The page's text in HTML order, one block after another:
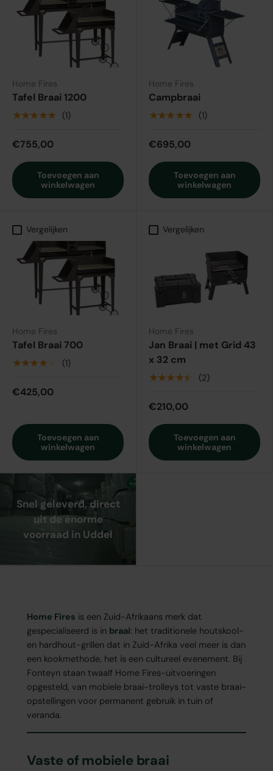
Home Fires
Tafel Braai 1200
★★★★★ (1)
€755,00
Toevoegen aan
winkelwagen
Home Fires
Campbraai
★★★★★ (1)
€695,00
Toevoegen aan
winkelwagen
Vergelijken
Home Fires
Tafel Braai 700
★★★★★ (1)
€425,00
Toevoegen aan
winkelwagen
Vergelijken
Home Fires
Jan Braai | met Grid 43
x 32 cm
★★★★★ (2)
€210,00
Toevoegen aan
winkelwagen
Snel geleverd, direct
uit de enorme
voorraad in Uddel
Home Fires is een Zuid-Afrikaans merk dat
gespecialiseerd is in braai: het traditionele houtskool-
en hardhout-grillen dat in Zuid-Afrika veel meer is dan
een kookmethode, het is een cultureel evenement. Bij
Fonteyn staan twaalf Home Fires-uitvoeringen
opgesteld, van mobiele braai-trolleys tot vaste braai-
opstellingen voor permanent gebruik in tuin of
veranda.
Vaste of mobiele braai